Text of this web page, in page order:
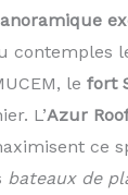
contemples
le fort
L’Azur
ce
bateaux de